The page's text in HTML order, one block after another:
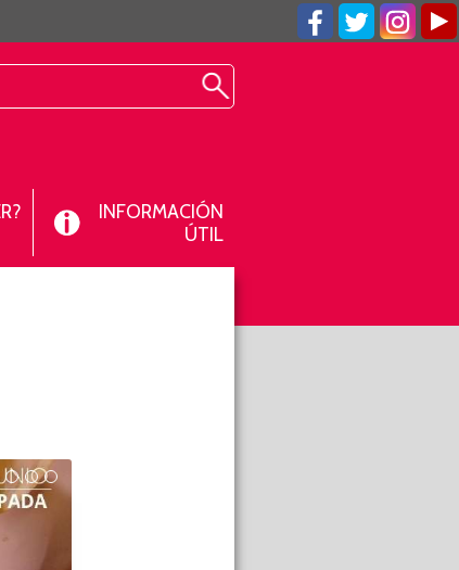
INFORMACIÓN
ÚTIL